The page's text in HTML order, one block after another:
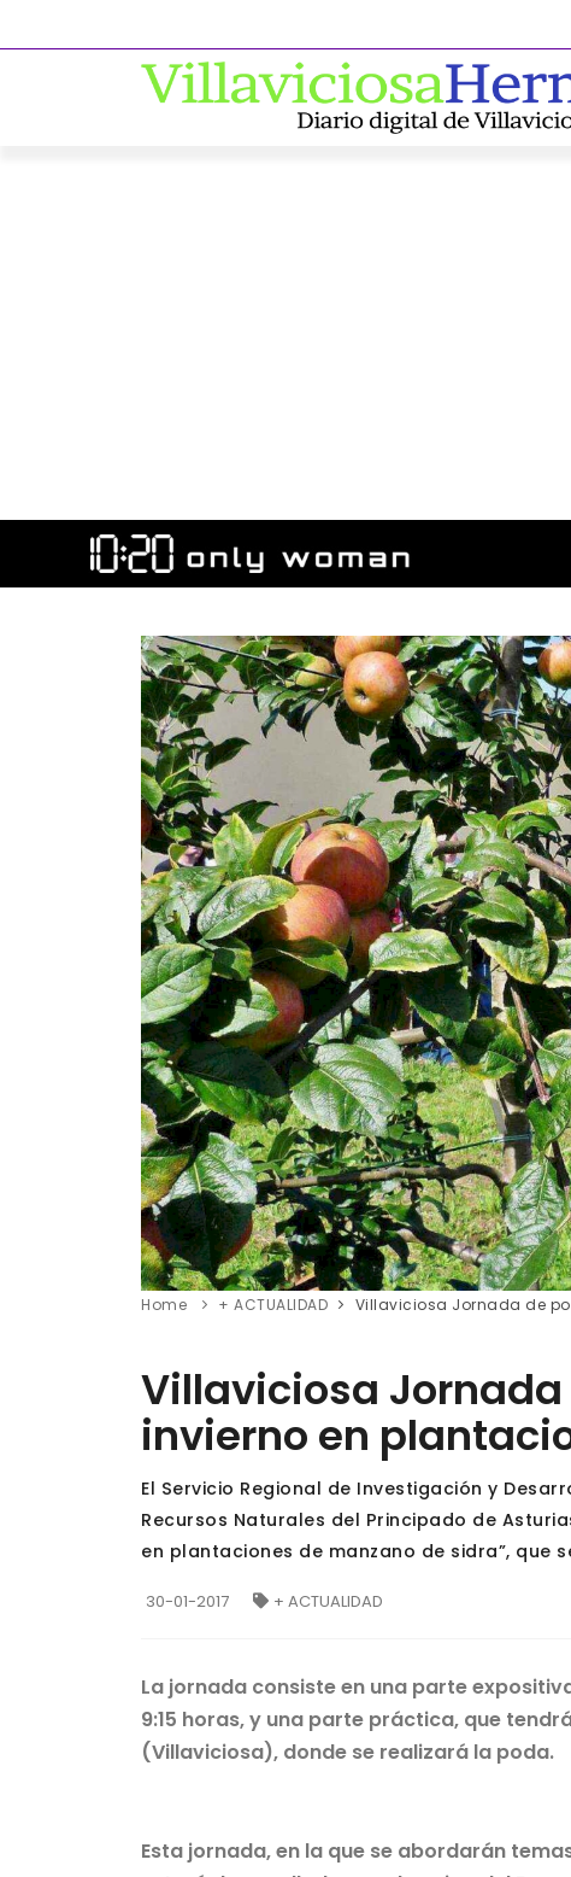
Home + ACTUALIDAD Villaviciosa Jornada de
Villaviciosa
invierno en
El Servicio Regional de Investigación y
Recursos Naturales del Principado de
en plantaciones de manzano de sidra”, que
30-01-2017 + ACTUALIDAD
La jornada consiste en una parte
9:15 horas, y una parte práctica, que
(Villaviciosa), donde se realizará la poda.
Esta jornada, en la que se abordarán